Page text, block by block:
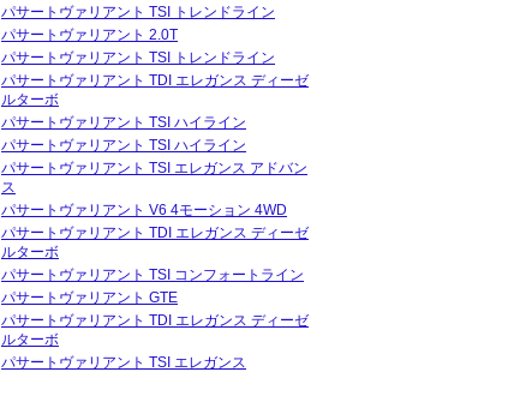
パサートヴァリアント TSI トレンドライン
パサートヴァリアント 2.0T
パサートヴァリアント TSI トレンドライン
パサートヴァリアント TDI エレガンス ディーゼ
ルターボ
パサートヴァリアント TSI ハイライン
パサートヴァリアント TSI ハイライン
パサートヴァリアント TSI エレガンス アドバン
ス
パサートヴァリアント V6 4モーション 4WD
パサートヴァリアント TDI エレガンス ディーゼ
ルターボ
パサートヴァリアント TSI コンフォートライン
パサートヴァリアント GTE
パサートヴァリアント TDI エレガンス ディーゼ
ルターボ
パサートヴァリアント TSI エレガンス